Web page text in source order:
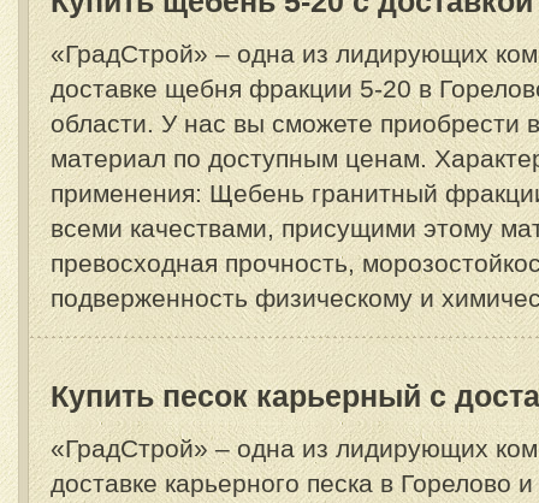
«ГрадСтрой» – одна из лидирующих
доставке щебня фракции 5-20 в
области. У нас вы сможете приобрести
материал по доступным ценам.
применения: Щебень гранитный
всеми качествами, присущими этому
превосходная прочность,
подверженность физическому и
Купить песок карьерный с
«ГрадСтрой» – одна из лидирующих
доставке карьерного песка в Горелово